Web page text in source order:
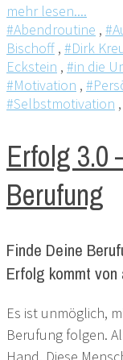
mehr lesen....
#Abendroutine ,
Bischoff , #Dirk
Eckstein , #in die
#Motivation ,
#Selbstmotivation ,
Erfolg 3.0
Berufung
Finde Deine
Erfolg kommt von
Es ist unmöglich,
Berufung folgen.
Hand. Diese